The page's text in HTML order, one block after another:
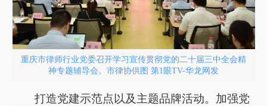
重庆市律师行业党委召开学习宣传贯彻党的二十届三中全会精
神专题辅导会。市律协供图 第1眼TV-华龙网发
打造党建示范点以及主题品牌活动。加强党